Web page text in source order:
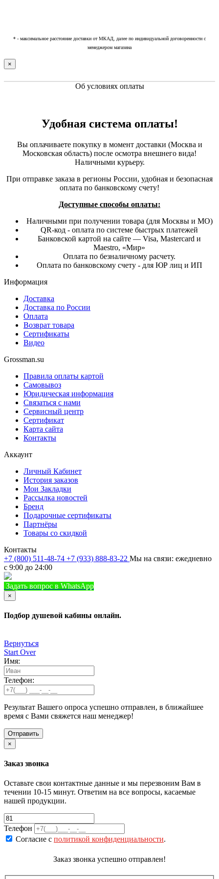
* - максимальное расстояние доставки от МКАД, далее по индивидуальной договоренности с
менеджером магазина
×
Об условиях оплаты
Удобная система оплаты!
Вы оплачиваете покупку в момент доставки (Москва и
Московская область) после осмотра внешнего вида!
Наличными курьеру.
При отправке заказа в регионы России, удобная и безопасная
оплата по банковскому счету!
Доступные способы оплаты:
Наличными при получении товара (для Москвы и МО)
QR-код - оплата по системе быстрых платежей
Банковской картой на сайте — Visa, Mastercard и
Maestro, «Мир»
Оплата по безналичному расчету.
Оплата по банковскому счету - для ЮР лиц и ИП
Информация
Доставка
Доставка по России
Оплата
Возврат товара
Сертификаты
Видео
Grossman.su
Правила оплаты картой
Самовывоз
Юридическая информация
Связаться с нами
Сервисный центр
Сертификат
Карта сайта
Контакты
Аккаунт
Личный Кабинет
История заказов
Мои Закладки
Рассылка новостей
Бренд
Подарочные сертификаты
Партнёры
Товары со скидкой
Контакты
+7 (800) 511-48-74 +7 (933) 888-83-22 Мы на связи: ежедневно
с 9:00 до 24:00
Задать вопрос в WhatsApp
×
Подбор душевой кабины онлайн.
Вернуться
Start Over
Имя:
Телефон:
Результат Вашего опроса успешно отправлен, в ближайшее
время с Вами свяжется наш менеджер!
×
Заказ звонка
Оставьте свои контактные данные и мы перезвоним Вам в
течении 10-15 минут. Ответим на все вопросы, касаемые
нашей продукции.
Телефон
Согласие с политикой конфиденциальности.
Заказ звонка успешно отправлен!